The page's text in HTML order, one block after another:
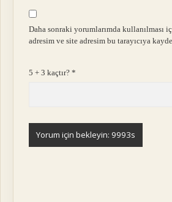
Daha sonraki yorumlarımda kullanılması
adresim ve site adresim bu tarayıcıya
5 + 3 kaçtır?*